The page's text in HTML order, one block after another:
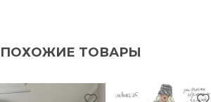
ПОХОЖИЕ ТОВАРЫ